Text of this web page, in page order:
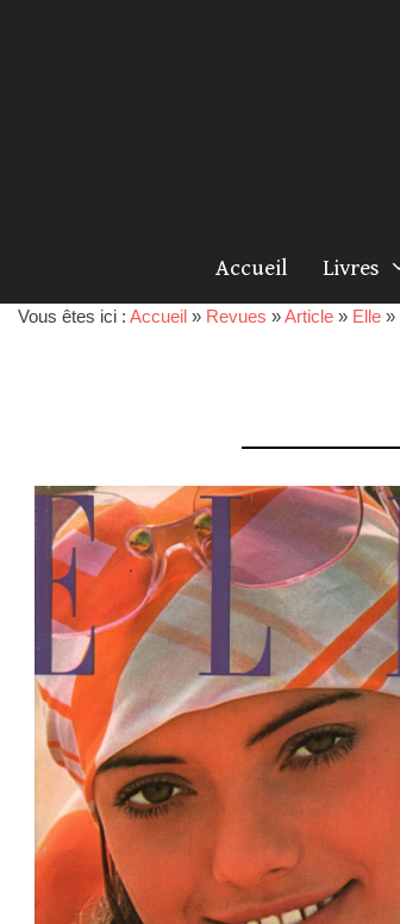
Accueil Livres
Vous êtes ici : Accueil » Revues »Article » Elle »